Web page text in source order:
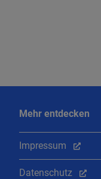
Mehr entdecken
Impressum
Datenschutz